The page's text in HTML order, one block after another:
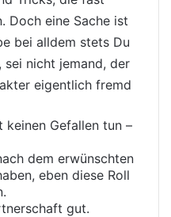
Doch eine Sache ist
bei alldem stets Du
sei nicht jemand, der
eigentlich fremd
Gefallen tun –
dem erwünschten
eben diese Roll
gut.